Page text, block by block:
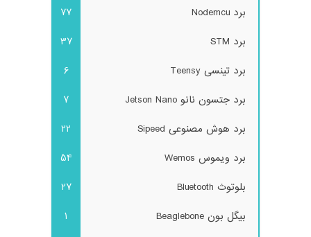
برد Nodemcu
77
برد STM
37
برد تینسی Teensy
6
برد جتسون نانو Jetson Nano
7
برد هوش مصنوعی Sipeed
22
برد ویموس Wemos
54
بلوتوث Bluetooth
27
بیگل بون Beaglebone
1